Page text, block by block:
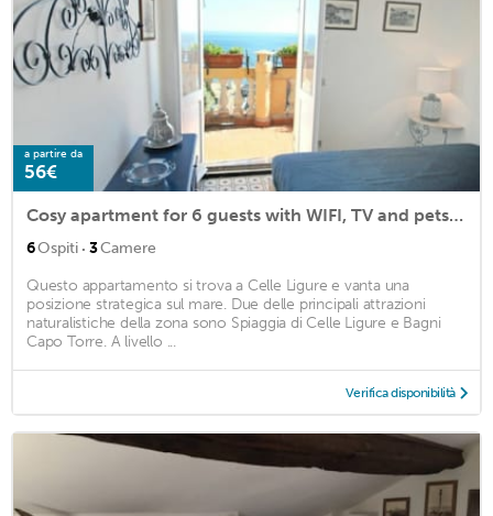
a partire da
56€
Cosy apartment for 6 guests with WIFI, TV and pets allowed
6Ospiti · 3Camere
Questo appartamento si trova a Celle Ligure e vanta una
posizione strategica sul mare. Due delle principali attrazioni
naturalistiche della zona sono Spiaggia di Celle Ligure e Bagni
Capo Torre. A livello ...
Verifica disponibilità